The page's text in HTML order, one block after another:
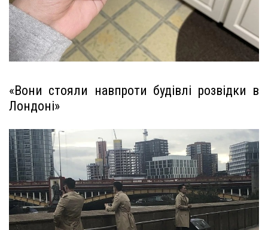
«Вони стояли навпроти будівлі розвідки в
Лондоні»